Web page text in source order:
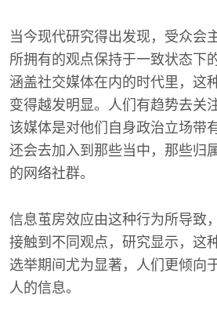
当今现代研究得出发现，受众会
所拥有的观点保持于一致状态下
涵盖社交媒体在内的时代里，这
变得越发明显。人们有趋势去关
该媒体是对他们自身政治立场带
还会去加入到那些当中，那些归
的网络社群。
信息茧房效应由这种行为所导致
接触到不同观点，研究显示，这
选举期间尤为显著，人们更倾向
人的信息。